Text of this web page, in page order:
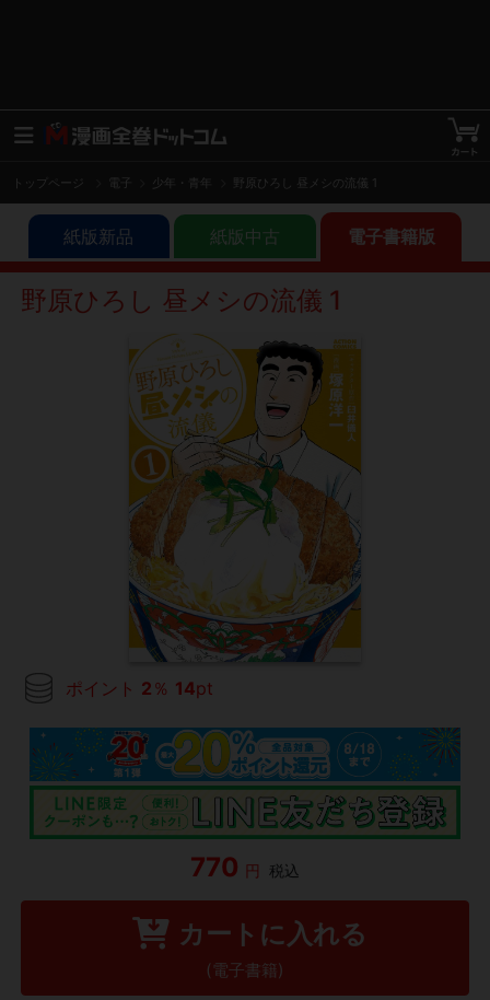
トップページ 電子 少年・青年 野原ひろし 昼メシの流儀 1
紙版新品 紙版中古 電子書籍版
野原ひろし 昼メシの流儀 1
ポイント 2 ％ 14pt
770 円 税込
カートに入れる
(電子書籍)